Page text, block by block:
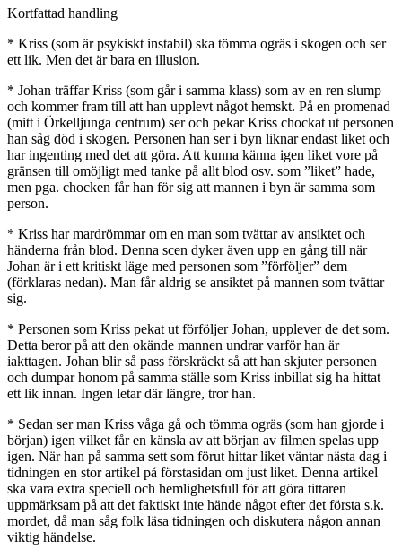
Kortfattad handling
* Kriss (som är psykiskt instabil) ska tömma ogräs i skogen och ser
ett lik. Men det är bara en illusion.
* Johan träffar Kriss (som går i samma klass) som av en ren slump
och kommer fram till att han upplevt något hemskt. På en promenad
(mitt i Örkelljunga centrum) ser och pekar Kriss chockat ut personen
han såg död i skogen. Personen han ser i byn liknar endast liket och
har ingenting med det att göra. Att kunna känna igen liket vore på
gränsen till omöjligt med tanke på allt blod osv. som ”liket” hade,
men pga. chocken får han för sig att mannen i byn är samma som
person.
* Kriss har mardrömmar om en man som tvättar av ansiktet och
händerna från blod. Denna scen dyker även upp en gång till när
Johan är i ett kritiskt läge med personen som ”förföljer” dem
(förklaras nedan). Man får aldrig se ansiktet på mannen som tvättar
sig.
* Personen som Kriss pekat ut förföljer Johan, upplever de det som.
Detta beror på att den okände mannen undrar varför han är
iakttagen. Johan blir så pass förskräckt så att han skjuter personen
och dumpar honom på samma ställe som Kriss inbillat sig ha hittat
ett lik innan. Ingen letar där längre, tror han.
* Sedan ser man Kriss våga gå och tömma ogräs (som han gjorde i
början) igen vilket får en känsla av att början av filmen spelas upp
igen. När han på samma sett som förut hittar liket väntar nästa dag i
tidningen en stor artikel på förstasidan om just liket. Denna artikel
ska vara extra speciell och hemlighetsfull för att göra tittaren
uppmärksam på att det faktiskt inte hände något efter det första s.k.
mordet, då man såg folk läsa tidningen och diskutera någon annan
viktig händelse.